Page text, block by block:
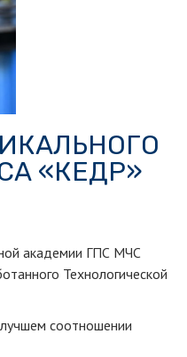
«КЕДР»
академии ГПС МЧС
Технологической
соотношении